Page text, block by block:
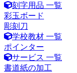
刻字用品 一覧
彩玉ボード
彫刻刀
学校教材 一覧
ポインター
サービス 一覧
書道紙の加工